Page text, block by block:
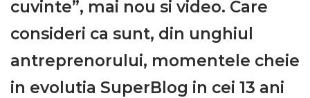
cuvinte”, mai nou si video. Care
consideri ca sunt, din unghiul
antreprenorului, momentele cheie
in evolutia SuperBlog in cei 13 ani